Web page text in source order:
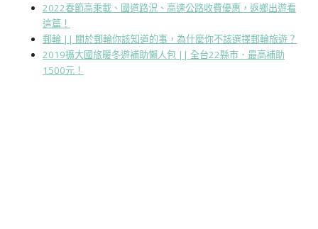
2022春節高乘載、國道路況、高速公路收費優惠，返鄉出遊看
這篇！
郵輪 || 關於郵輪你該知道的事，為什麼你不該選擇郵輪旅遊？
2019擴大國旅暖冬遊補助懶人包 || 全台22縣市．最高補助
1500元！